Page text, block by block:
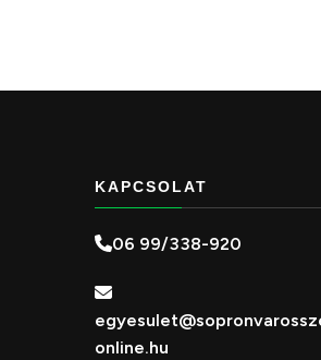
KAPCSOLAT
06 99/338-920
online.hu